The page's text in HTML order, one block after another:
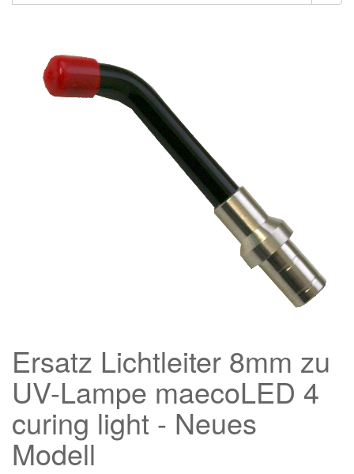
Ersatz Lichtleiter 8mm zu
UV-Lampe maecoLED 4
curing light - Neues
Modell